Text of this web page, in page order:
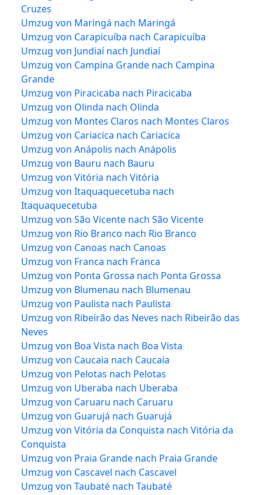
Cruzes
Umzug von Maringá nach Maringá
Umzug von Carapicuíba nach Carapicuíba
Umzug von Jundiaí nach Jundiaí
Umzug von Campina Grande nach Campina
Grande
Umzug von Piracicaba nach Piracicaba
Umzug von Olinda nach Olinda
Umzug von Montes Claros nach Montes Claros
Umzug von Cariacica nach Cariacica
Umzug von Anápolis nach Anápolis
Umzug von Bauru nach Bauru
Umzug von Vitória nach Vitória
Umzug von Itaquaquecetuba nach
Itaquaquecetuba
Umzug von São Vicente nach São Vicente
Umzug von Rio Branco nach Rio Branco
Umzug von Canoas nach Canoas
Umzug von Franca nach Franca
Umzug von Ponta Grossa nach Ponta Grossa
Umzug von Blumenau nach Blumenau
Umzug von Paulista nach Paulista
Umzug von Ribeirão das Neves nach Ribeirão das
Neves
Umzug von Boa Vista nach Boa Vista
Umzug von Caucaia nach Caucaia
Umzug von Pelotas nach Pelotas
Umzug von Uberaba nach Uberaba
Umzug von Caruaru nach Caruaru
Umzug von Guarujá nach Guarujá
Umzug von Vitória da Conquista nach Vitória da
Conquista
Umzug von Praia Grande nach Praia Grande
Umzug von Cascavel nach Cascavel
Umzug von Taubaté nach Taubaté